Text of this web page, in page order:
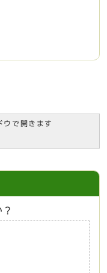
ウで開きます